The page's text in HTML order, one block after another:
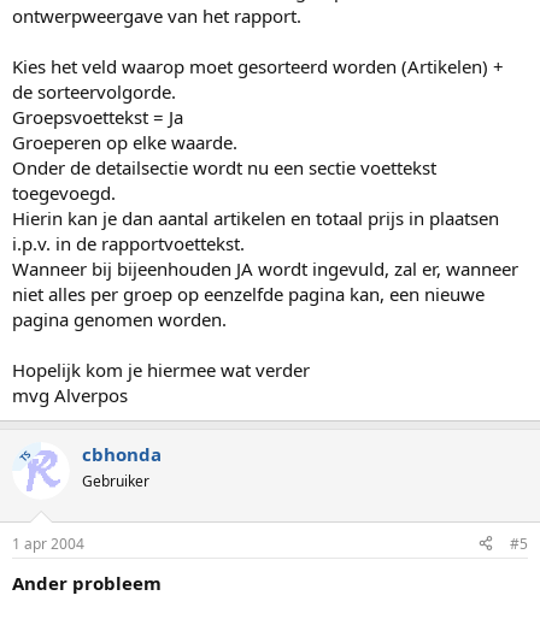
ontwerpweergave van het rapport.
Kies het veld waarop moet gesorteerd worden (Artikelen) +
de sorteervolgorde.
Groepsvoettekst = Ja
Groeperen op elke waarde.
Onder de detailsectie wordt nu een sectie voettekst
toegevoegd.
Hierin kan je dan aantal artikelen en totaal prijs in plaatsen
i.p.v. in de rapportvoettekst.
Wanneer bij bijeenhouden JA wordt ingevuld, zal er, wanneer
niet alles per groep op eenzelfde pagina kan, een nieuwe
pagina genomen worden.
Hopelijk kom je hiermee wat verder
mvg Alverpos
TS cbhonda
Gebruiker
1 apr 2004 #5
Ander probleem